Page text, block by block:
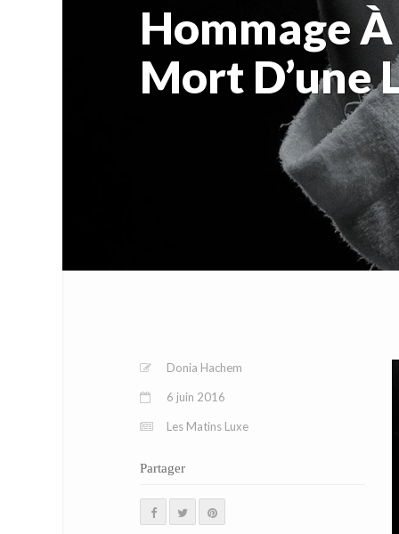
Hommage
Mort D’une
Donia Hachem
6 juin 2016
Les Matins Luxe
Partager